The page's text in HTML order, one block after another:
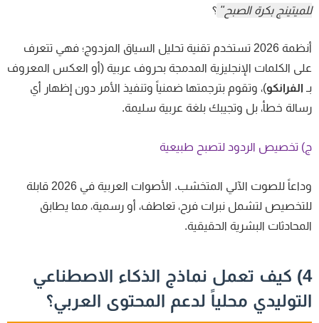
بكرة الصبح" ؟
أنظمة 2026 تستخدم تقنية تحليل السياق المزدوج؛ فهي تتعرف
الكلمات الإنجليزية المدمجة بحروف عربية (أو العكس المعروف
الفرانكو)، وتقوم بترجمتها ضمنياً وتنفيذ الأمر دون إظهار أي
خطأ، بل وتجيبك بلغة عربية سليمة.
تخصيص الردود لتصبح طبيعية
وداعاً للصوت الآلي المتخشب. الأصوات العربية في 2026 قابلة
لتشمل نبرات فرح، تعاطف، أو رسمية، مما يطابق
البشرية الحقيقية.
4) كيف تعمل نماذج الذكاء الاصطناعي
محلياً لدعم المحتوى العربي؟